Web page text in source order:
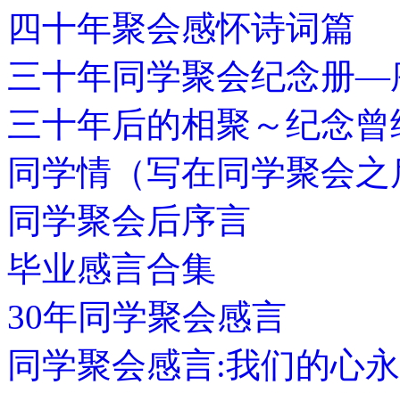
四十年聚会感怀诗词篇
三十年同学聚会纪念册—
三十年后的相聚～纪念
同学情（写在同学聚会之
同学聚会后序言
毕业感言合集
30年同学聚会感言
同学聚会感言:我们的心